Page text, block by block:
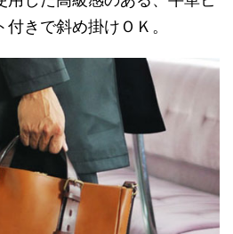
きで斜め掛けＯＫ。